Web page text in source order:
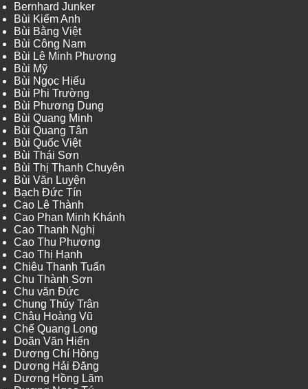
Bernhard Junker
Bùi Kiếm Anh
Bùi Bằng Việt
Bùi Công Nam
Bùi Lê Minh Phương
Bùi Mỹ
Bùi Ngọc Hiếu
Bùi Phi Trường
Bùi Phương Dung
Bùi Quang Minh
Bùi Quang Tân
Bùi Quốc Việt
Bùi Thái Sơn
Bùi Thị Thanh Chuyên
Bùi Văn Luyện
Bạch Đức Tín
Cao Lê Thành
Cao Phan Minh Khánh
Cao Thanh Nghị
Cao Thu Phương
Cao Thị Hạnh
Chiêu Thanh Tuấn
Chu Thành Sơn
Chu văn Đức
Chung Thủy Trân
Châu Hoàng Vũ
Chế Quang Long
Doãn Văn Hiến
Dương Chí Hồng
Dương Hải Đăng
Dương Hồng Lãm